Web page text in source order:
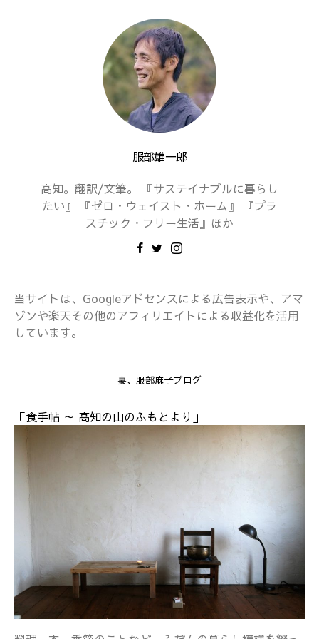
服部雄一郎
高知。翻訳/文筆。 『サステイナブルに暮らし
たい』 『ゼロ・ウェイスト・ホーム』 『プラ
スチック・フリー生活』ほか
当サイトは、Googleアドセンスによる広告表示や、アマ
ゾンや楽天その他のアフィリエイトによる収益化を活用
しています。
妻、服部麻子ブログ
「食手帖 ～ 高知の山のふもとより」